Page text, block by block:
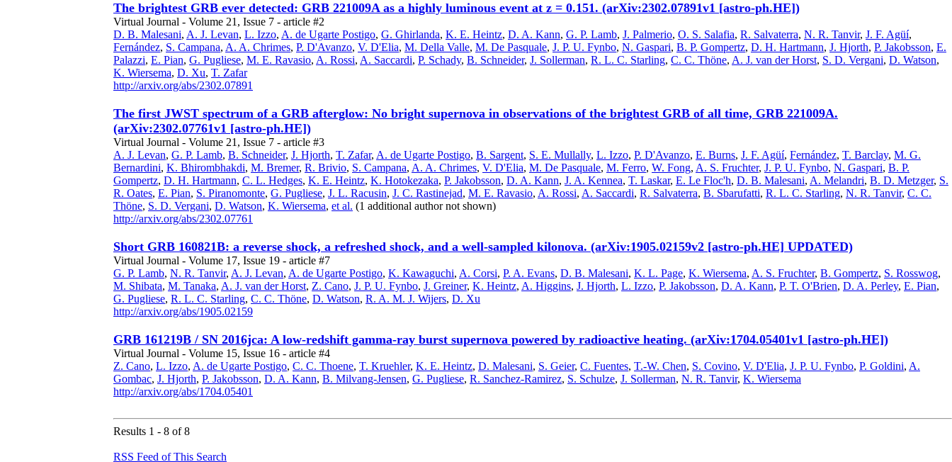
The brightest GRB ever detected: GRB 221009A as a highly luminous event at z = 0.151. (arXiv:2302.07891v1 [astro-ph.HE])
Virtual Journal - Volume 21, Issue 7 - article #2
D. B. Malesani, A. J. Levan, L. Izzo, A. de Ugarte Postigo, G. Ghirlanda, K. E. Heintz, D. A. Kann, G. P. Lamb, J. Palmerio, O. S. Salafia, R. Salvaterra, N. R. Tanvir, J. F. Agüí,
Fernández, S. Campana, A. A. Chrimes, P. D'Avanzo, V. D'Elia, M. Della Valle, M. De Pasquale, J. P. U. Fynbo, N. Gaspari, B. P. Gompertz, D. H. Hartmann, J. Hjorth, P. Jakobsson, E.
Palazzi, E. Pian, G. Pugliese, M. E. Ravasio, A. Rossi, A. Saccardi, P. Schady, B. Schneider, J. Sollerman, R. L. C. Starling, C. C. Thöne, A. J. van der Horst, S. D. Vergani, D. Watson,
K. Wiersema, D. Xu, T. Zafar
http://arxiv.org/abs/2302.07891
The first JWST spectrum of a GRB afterglow: No bright supernova in observations of the brightest GRB of all time, GRB 221009A.
(arXiv:2302.07761v1 [astro-ph.HE])
Virtual Journal - Volume 21, Issue 7 - article #3
A. J. Levan, G. P. Lamb, B. Schneider, J. Hjorth, T. Zafar, A. de Ugarte Postigo, B. Sargent, S. E. Mullally, L. Izzo, P. D'Avanzo, E. Burns, J. F. Agüí, Fernández, T. Barclay, M. G.
Bernardini, K. Bhirombhakdi, M. Bremer, R. Brivio, S. Campana, A. A. Chrimes, V. D'Elia, M. De Pasquale, M. Ferro, W. Fong, A. S. Fruchter, J. P. U. Fynbo, N. Gaspari, B. P.
Gompertz, D. H. Hartmann, C. L. Hedges, K. E. Heintz, K. Hotokezaka, P. Jakobsson, D. A. Kann, J. A. Kennea, T. Laskar, E. Le Floc'h, D. B. Malesani, A. Melandri, B. D. Metzger, S.
R. Oates, E. Pian, S. Piranomonte, G. Pugliese, J. L. Racusin, J. C. Rastinejad, M. E. Ravasio, A. Rossi, A. Saccardi, R. Salvaterra, B. Sbarufatti, R. L. C. Starling, N. R. Tanvir, C. C.
Thöne, S. D. Vergani, D. Watson, K. Wiersema, et al. (1 additional author not shown)
http://arxiv.org/abs/2302.07761
Short GRB 160821B: a reverse shock, a refreshed shock, and a well-sampled kilonova. (arXiv:1905.02159v2 [astro-ph.HE] UPDATED)
Virtual Journal - Volume 17, Issue 19 - article #7
G. P. Lamb, N. R. Tanvir, A. J. Levan, A. de Ugarte Postigo, K. Kawaguchi, A. Corsi, P. A. Evans, D. B. Malesani, K. L. Page, K. Wiersema, A. S. Fruchter, B. Gompertz, S. Rosswog,
M. Shibata, M. Tanaka, A. J. van der Horst, Z. Cano, J. P. U. Fynbo, J. Greiner, K. Heintz, A. Higgins, J. Hjorth, L. Izzo, P. Jakobsson, D. A. Kann, P. T. O'Brien, D. A. Perley, E. Pian,
G. Pugliese, R. L. C. Starling, C. C. Thöne, D. Watson, R. A. M. J. Wijers, D. Xu
http://arxiv.org/abs/1905.02159
GRB 161219B / SN 2016jca: A low-redshift gamma-ray burst supernova powered by radioactive heating. (arXiv:1704.05401v1 [astro-ph.HE])
Virtual Journal - Volume 15, Issue 16 - article #4
Z. Cano, L. Izzo, A. de Ugarte Postigo, C. C. Thoene, T. Kruehler, K. E. Heintz, D. Malesani, S. Geier, C. Fuentes, T.-W. Chen, S. Covino, V. D'Elia, J. P. U. Fynbo, P. Goldini, A.
Gombac, J. Hjorth, P. Jakobsson, D. A. Kann, B. Milvang-Jensen, G. Pugliese, R. Sanchez-Ramirez, S. Schulze, J. Sollerman, N. R. Tanvir, K. Wiersema
http://arxiv.org/abs/1704.05401
Results 1 - 8 of 8
RSS Feed of This Search